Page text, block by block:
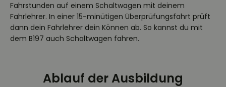
Fahrstunden auf einem Schaltwagen mit deinem
Fahrlehrer. In einer 15-minütigen Überprüfungsfahrt prüft
dann dein Fahrlehrer dein Können ab. So kannst du mit
dem B197 auch Schaltwagen fahren.
Ablauf der Ausbildung